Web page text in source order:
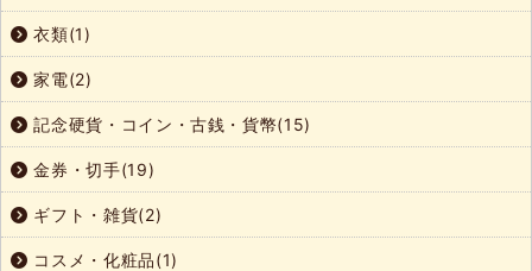
衣類(1)
家電(2)
記念硬貨・コイン・古銭・貨幣(15)
金券・切手(19)
ギフト・雑貨(2)
コスメ・化粧品(1)